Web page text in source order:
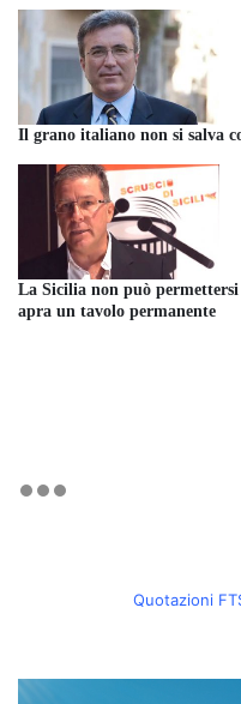
Il grano italiano non si salva
La Sicilia non può permettersi
apra un tavolo permanente
Quotazioni